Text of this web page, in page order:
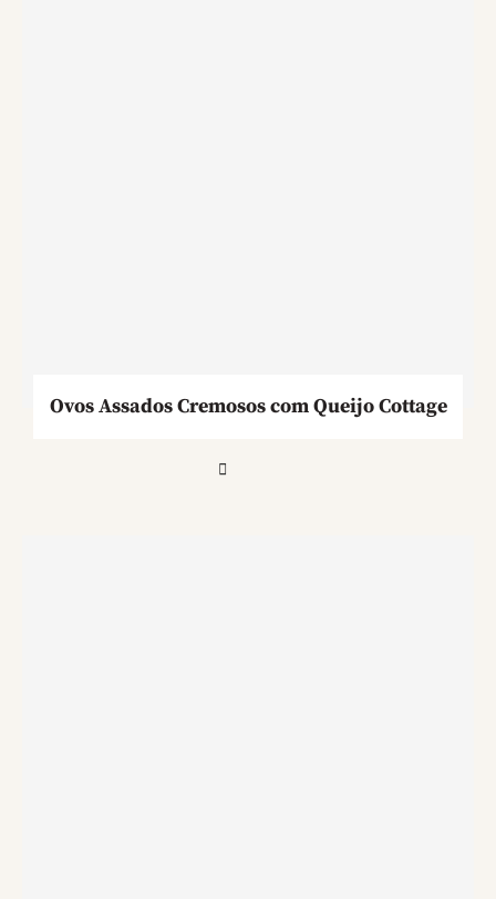
Ovos Assados Cremosos com Queijo Cottage